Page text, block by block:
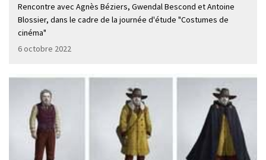
Rencontre avec Agnès Béziers, Gwendal Bescond et Antoine
Blossier, dans le cadre de la journée d'étude "Costumes de
cinéma"
6 octobre 2022